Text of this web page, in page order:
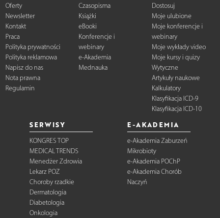
Oferty
Newsletter
Kontakt
Praca
Polityka prywatności
Polityka reklamowa
Napisz do nas
Nota prawna
Regulamin
Czasopisma
Książki
eBooki
Konferencje i
webinary
e-Akademia
Mednauka
Dostosuj
Moje ulubione
Moje konferencje i
webinary
Moje wykłady video
Moje kursy i quizy
Wytyczne
Artykuły naukowe
Kalkulatory
Klasyfikacja ICD-9
Klasyfikacja ICD-10
SERWISY
KONGRES TOP
MEDICAL TRENDS
Menedżer Zdrowia
Lekarz POZ
Choroby rzadkie
Dermatologia
Diabetologia
Onkologia
E-AKADEMIA
e-Akademia Zaburzeń
Mikrobioty
e-Akademia POChP
e-Akademia Chorób
Naczyń